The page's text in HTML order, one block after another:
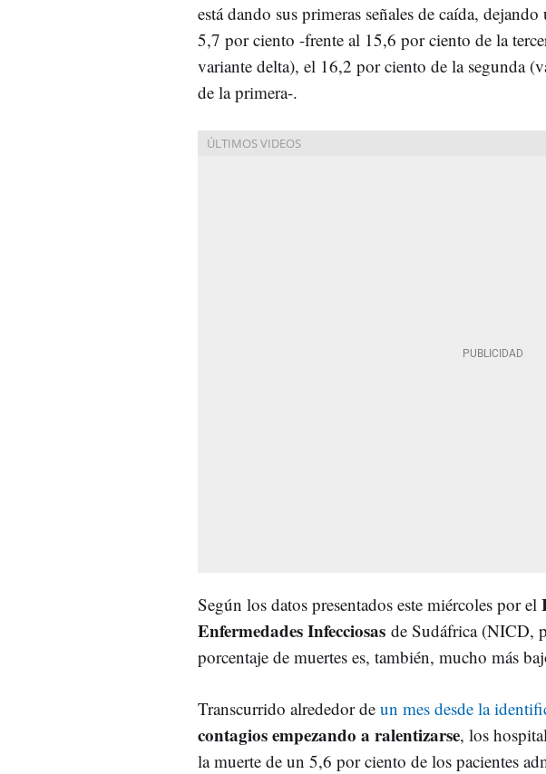
está dando sus primeras señales de caída,
5,7 por ciento -frente al 15,6 por ciento de la
variante delta), el 16,2 por ciento de la segunda
de la primera-.
Según los datos presentados este miércoles por el
Enfermedades Infecciosas de Sudáfrica (NICD,
porcentaje de muertes es, también, mucho más
Transcurrido alrededor de un mes desde la
contagios empezando a ralentizarse, los
la muerte de un 5,6 por ciento de los pacientes